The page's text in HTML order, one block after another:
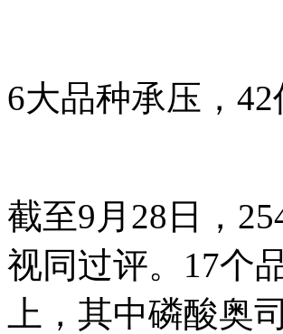
6大品种承压，
截至9月28日，
视同过评。17个
上，其中磷酸奥